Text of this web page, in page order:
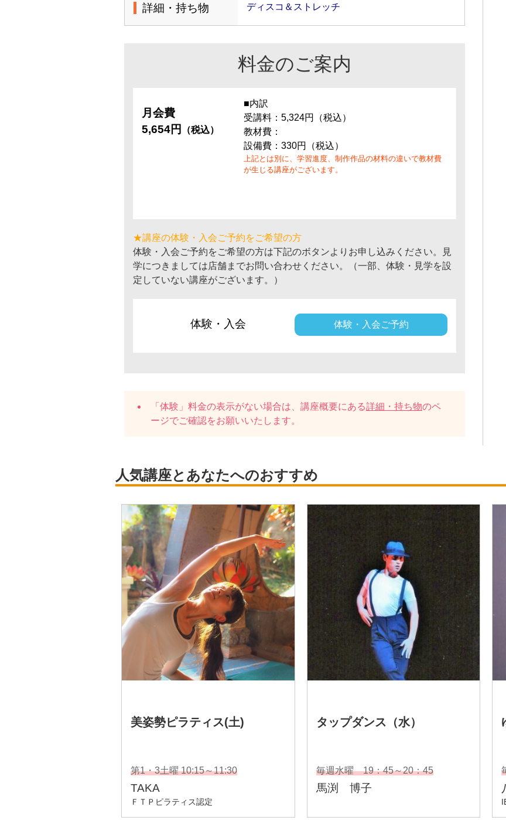
詳細・持ち物 ディスコ＆ストレッチ
料金のご案内
月会費
5,654円
（税込）
■内訳
受講料：5,324円（税込）
教材費：
設備費：330円（税込）
上記とは別に、学習進度、制作作品の材料の違いで教材費
が生じる講座がございます。
★講座の体験・入会ご予約をご希望の方
体験・入会ご予約をご希望の方は下記のボタンよりお申し込みください。見
学につきましては店舗までお問い合わせください。（一部、体験・見学を設
定していない講座がございます。）
体験・入会 体験・入会ご予約
「体験」料金の表示がない場合は、講座概要にある詳細・持ち物のペ
ージでご確認をお願いいたします。